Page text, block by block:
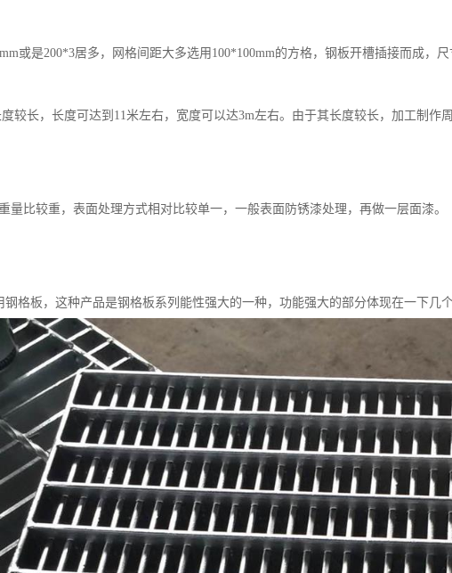
或是200*3居多，网格间距大多选用100*100mm的方格，钢板开槽插接而成，尺
长，长度可达到11米左右，宽度可以达3m左右。由于其长度较长，加工制作
比较重，表面处理方式相对比较单一，一般表面防锈漆处理，再做一层面漆。
格板，这种产品是钢格板系列能性强大的一种，功能强大的部分体现在一下几个